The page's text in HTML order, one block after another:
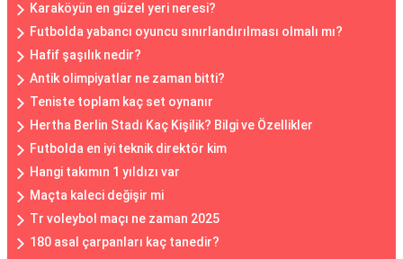
Karaköyün en güzel yeri neresi?
Futbolda yabancı oyuncu sınırlandırılması olmalı mı?
Hafif şaşılık nedir?
Antik olimpiyatlar ne zaman bitti?
Teniste toplam kaç set oynanır
Hertha Berlin Stadı Kaç Kişilik? Bilgi ve Özellikler
Futbolda en iyi teknik direktör kim
Hangi takımın 1 yıldızı var
Maçta kaleci değişir mi
Tr voleybol maçı ne zaman 2025
180 asal çarpanları kaç tanedir?